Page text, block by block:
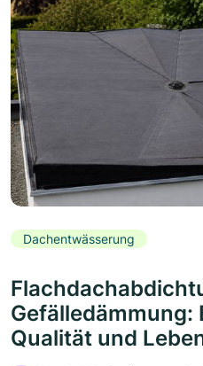
Dachentwässerung
Qualität und